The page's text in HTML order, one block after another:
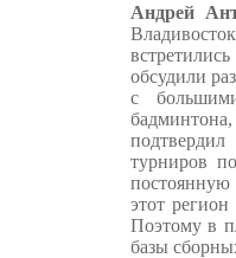
Андрей
обсудили
с
турниров
этот
Поэтому в
базы